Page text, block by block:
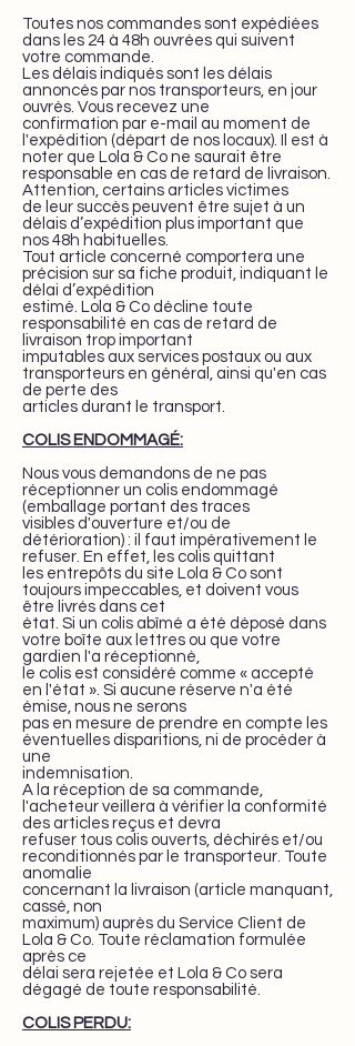
Toutes nos commandes sont expédiées
dans les 24 à 48h ouvrées qui suivent
votre commande.
Les délais indiqués sont les délais
annoncés par nos transporteurs, en jour
ouvrés. Vous recevez une
confirmation par e-mail au moment de
l'expédition (départ de nos locaux). Il est à
noter que Lola & Co ne saurait être
responsable en cas de retard de livraison.
Attention, certains articles victimes
de leur succès peuvent être sujet à un
délais d’expédition plus important que
nos 48h habituelles.
Tout article concerné comportera une
précision sur sa fiche produit, indiquant le
délai d’expédition
estimé. Lola & Co décline toute
responsabilité en cas de retard de
livraison trop important
imputables aux services postaux ou aux
transporteurs en général, ainsi qu'en cas
de perte des
articles durant le transport.
COLIS ENDOMMAGÉ:
Nous vous demandons de ne pas
réceptionner un colis endommagé
(emballage portant des traces
visibles d'ouverture et/ou de
détérioration) : il faut impérativement le
refuser. En effet, les colis quittant
les entrepôts du site Lola & Co sont
toujours impeccables, et doivent vous
être livrés dans cet
état. Si un colis abîmé a été déposé dans
votre boîte aux lettres ou que votre
gardien l'a réceptionné,
le colis est considéré comme « accepté
en l'état ». Si aucune réserve n'a été
émise, nous ne serons
pas en mesure de prendre en compte les
éventuelles disparitions, ni de procéder à
une
indemnisation.
A la réception de sa commande,
l'acheteur veillera à vérifier la conformité
des articles reçus et devra
refuser tous colis ouverts, déchirés et/ou
reconditionnés par le transporteur. Toute
anomalie
concernant la livraison (article manquant,
cassé, non
maximum) auprès du Service Client de
Lola & Co. Toute réclamation formulée
après ce
délai sera rejetée et Lola & Co sera
dégagé de toute responsabilité.
COLIS PERDU: